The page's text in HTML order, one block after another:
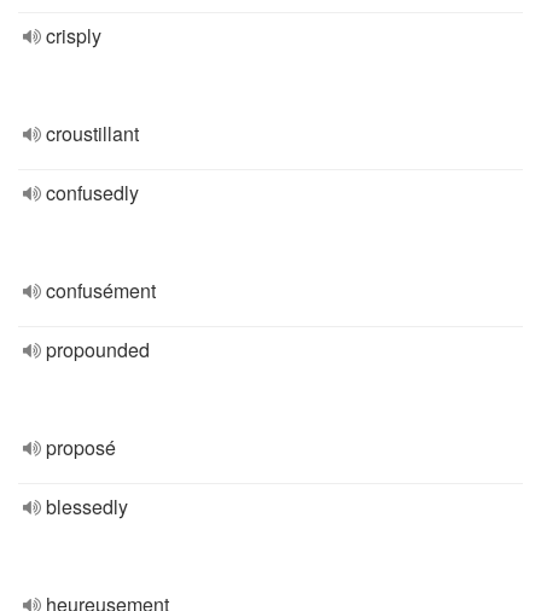
crisply
croustillant
confusedly
confusément
propounded
proposé
blessedly
heureusement